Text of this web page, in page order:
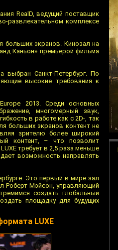
RealD, ведущий поставщик
развлекательном комплексе
больших экранов. Кинозал на
Каньон» премьерой фильма
выбран Санкт-Петербург. По
высокие требования к
2013. Среди основных
многомерный звук,
в работе как с 2D-, так
больших экранов контент не
зрителю более широкий
контент, – что позволит
требует в 2,5 раза меньше
возможность направлять
Это первый в мире зал
Роберт Мэйсон, управляющий
создать глобальный
площадку для будущих
LUXE